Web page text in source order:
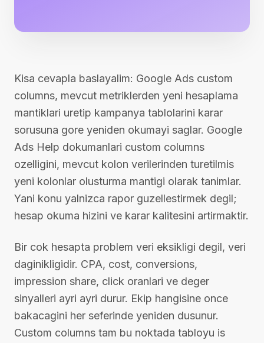
Kisa cevapla baslayalim: Google Ads custom
columns, mevcut metriklerden yeni hesaplama
mantiklari uretip kampanya tablolarini karar
sorusuna gore yeniden okumayi saglar. Google
Ads Help dokumanlari custom columns
ozelligini, mevcut kolon verilerinden turetilmis
yeni kolonlar olusturma mantigi olarak tanimlar.
Yani konu yalnizca rapor guzellestirmek degil;
hesap okuma hizini ve karar kalitesini artirmaktir.
Bir cok hesapta problem veri eksikligi degil, veri
daginikligidir. CPA, cost, conversions,
impression share, click oranlari ve deger
sinyalleri ayri ayri durur. Ekip hangisine once
bakacagini her seferinde yeniden dusunur.
Custom columns tam bu noktada tabloyu is